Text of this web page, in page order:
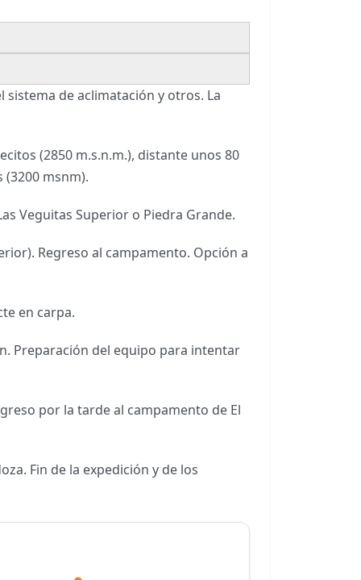
de aclimatación y otros. La
(2850 m.s.n.m.), distante unos 80
msnm).
Veguitas Superior o Piedra Grande.
Regreso al campamento. Opción a
en carpa.
Preparación del equipo para intentar
por la tarde al campamento de El
Fin de la expedición y de los